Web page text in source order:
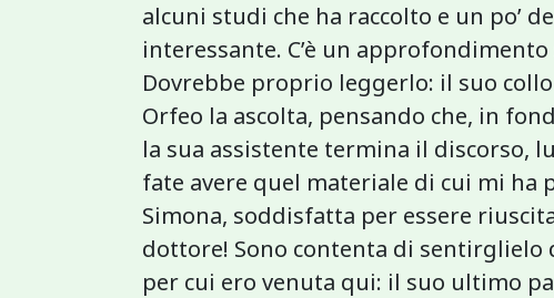
alcuni studi che ha raccolto e un po’
interessante. C’è un
Dovrebbe proprio leggerlo: il suo
Orfeo la ascolta, pensando che, in
la sua assistente termina il discorso,
fate avere quel materiale di cui mi ha
Simona, soddisfatta per essere
dottore! Sono contenta di
per cui ero venuta qui: il suo ultimo